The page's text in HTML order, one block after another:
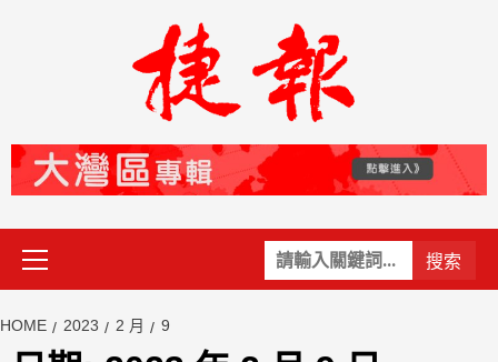
關
鍵
Primary
Menu
HOME 2023 2 月 9